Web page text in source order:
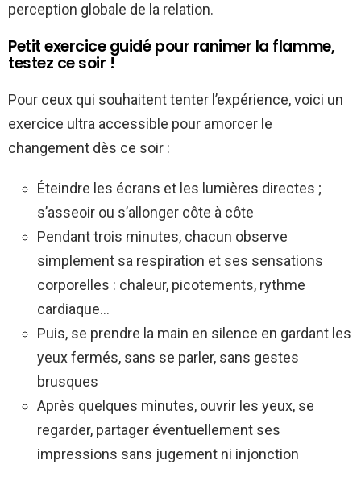
perception globale de la relation.
Petit exercice guidé pour ranimer la flamme,
testez ce soir !
Pour ceux qui souhaitent tenter l’expérience, voici un
exercice ultra accessible pour amorcer le
changement dès ce soir :
Éteindre les écrans et les lumières directes ;
s’asseoir ou s’allonger côte à côte
Pendant trois minutes, chacun observe
simplement sa respiration et ses sensations
corporelles : chaleur, picotements, rythme
cardiaque…
Puis, se prendre la main en silence en gardant les
yeux fermés, sans se parler, sans gestes
brusques
Après quelques minutes, ouvrir les yeux, se
regarder, partager éventuellement ses
impressions sans jugement ni injonction